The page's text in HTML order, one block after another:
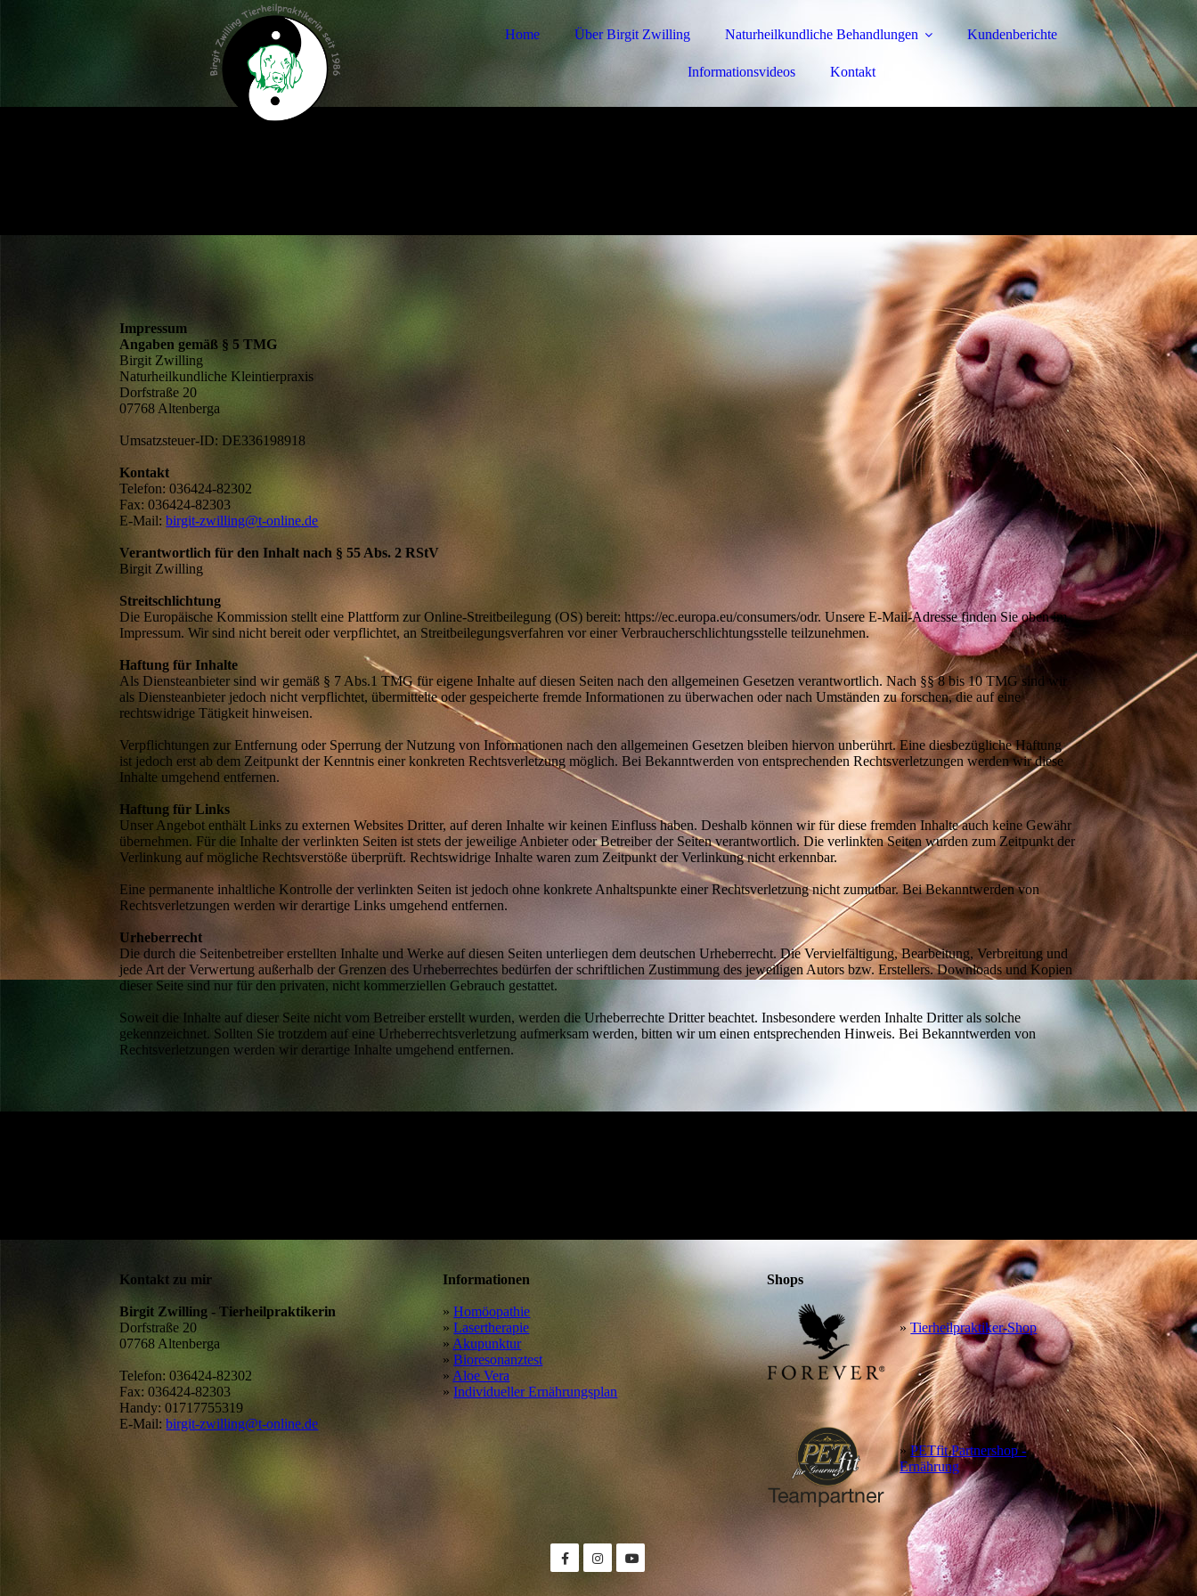
Home Über Birgit Zwilling Naturheilkundliche Behandlungen Kundenberichte
Informationsvideos Kontakt
Impressum
Angaben gemäß § 5 TMG
Birgit Zwilling
Naturheilkundliche Kleintierpraxis
Dorfstraße 20
07768 Altenberga
Umsatzsteuer-ID: DE336198918
Kontakt
Telefon: 036424-82302
Fax: 036424-82303
E-Mail:birgit-zwilling@t-online.de
Verantwortlich für den Inhalt nach § 55 Abs. 2 RStV
Birgit Zwilling
Streitschlichtung
Die Europäische Kommission stellt eine Plattform zur Online-Streitbeilegung (OS) bereit: https://ec.europa.eu/consumers/odr. Unsere E-Mail-Adresse finden Sie oben im
Impressum. Wir sind nicht bereit oder verpflichtet, an Streitbeilegungsverfahren vor einer Verbraucherschlichtungsstelle teilzunehmen.
Haftung für Inhalte
Als Diensteanbieter sind wir gemäß § 7 Abs.1 TMG für eigene Inhalte auf diesen Seiten nach den allgemeinen Gesetzen verantwortlich. Nach §§ 8 bis 10 TMG sind wir
als Diensteanbieter jedoch nicht verpflichtet, übermittelte oder gespeicherte fremde Informationen zu überwachen oder nach Umständen zu forschen, die auf eine
rechtswidrige Tätigkeit hinweisen.
Verpflichtungen zur Entfernung oder Sperrung der Nutzung von Informationen nach den allgemeinen Gesetzen bleiben hiervon unberührt. Eine diesbezügliche Haftung
ist jedoch erst ab dem Zeitpunkt der Kenntnis einer konkreten Rechtsverletzung möglich. Bei Bekanntwerden von entsprechenden Rechtsverletzungen werden wir diese
Inhalte umgehend entfernen.
Haftung für Links
Unser Angebot enthält Links zu externen Websites Dritter, auf deren Inhalte wir keinen Einfluss haben. Deshalb können wir für diese fremden Inhalte auch keine Gewähr
übernehmen. Für die Inhalte der verlinkten Seiten ist stets der jeweilige Anbieter oder Betreiber der Seiten verantwortlich. Die verlinkten Seiten wurden zum Zeitpunkt der
Verlinkung auf mögliche Rechtsverstöße überprüft. Rechtswidrige Inhalte waren zum Zeitpunkt der Verlinkung nicht erkennbar.
Eine permanente inhaltliche Kontrolle der verlinkten Seiten ist jedoch ohne konkrete Anhaltspunkte einer Rechtsverletzung nicht zumutbar. Bei Bekanntwerden von
Rechtsverletzungen werden wir derartige Links umgehend entfernen.
Urheberrecht
Die durch die Seitenbetreiber erstellten Inhalte und Werke auf diesen Seiten unterliegen dem deutschen Urheberrecht. Die Vervielfältigung, Bearbeitung, Verbreitung und
jede Art der Verwertung außerhalb der Grenzen des Urheberrechtes bedürfen der schriftlichen Zustimmung des jeweiligen Autors bzw. Erstellers. Downloads und Kopien
dieser Seite sind nur für den privaten, nicht kommerziellen Gebrauch gestattet.
Soweit die Inhalte auf dieser Seite nicht vom Betreiber erstellt wurden, werden die Urheberrechte Dritter beachtet. Insbesondere werden Inhalte Dritter als solche
gekennzeichnet. Sollten Sie trotzdem auf eine Urheberrechtsverletzung aufmerksam werden, bitten wir um einen entsprechenden Hinweis. Bei Bekanntwerden von
Rechtsverletzungen werden wir derartige Inhalte umgehend entfernen.
Kontakt zu mir
Birgit Zwilling - Tierheilpraktikerin
Dorfstraße 20
07768 Altenberga
Telefon: 036424-82302
Fax: 036424-82303
Handy: 01717755319
E-Mail:birgit-zwilling@t-online.de
Informationen
»Homöopathie
»Lasertherapie
» Akupunktur
»Bioresonanztest
» Aloe Vera
»Individueller Ernährungsplan
Shops
»Tierheilpraktiker-Shop
»PETfit Partnershop -
Ernährung